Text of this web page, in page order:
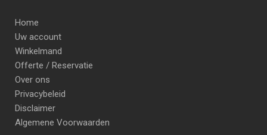
Home
Uw account
Winkelmand
Offerte / Reservatie
Over ons
Privacybeleid
Disclaimer
Algemene Voorwaarden